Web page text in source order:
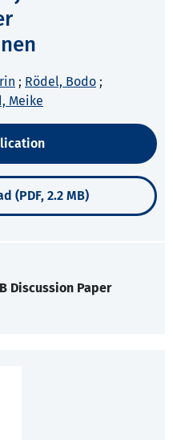
; Rödel, Bodo ;
Meike
(PDF, 2.2 MB)
Discussion Paper